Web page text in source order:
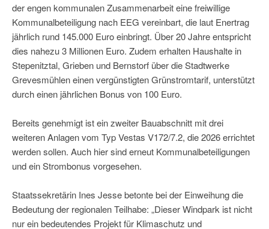
der engen kommunalen Zusammenarbeit eine freiwillige
Kommunalbeteiligung nach EEG vereinbart, die laut Enertrag
jährlich rund 145.000 Euro einbringt. Über 20 Jahre entspricht
dies nahezu 3 Millionen Euro. Zudem erhalten Haushalte in
Stepenitztal, Grieben und Bernstorf über die Stadtwerke
Grevesmühlen einen vergünstigten Grünstromtarif, unterstützt
durch einen jährlichen Bonus von 100 Euro.
Bereits genehmigt ist ein zweiter Bauabschnitt mit drei
weiteren Anlagen vom Typ Vestas V172/7.2, die 2026 errichtet
werden sollen. Auch hier sind erneut Kommunalbeteiligungen
und ein Strombonus vorgesehen.
Staatssekretärin Ines Jesse betonte bei der Einweihung die
Bedeutung der regionalen Teilhabe: „Dieser Windpark ist nicht
nur ein bedeutendes Projekt für Klimaschutz und